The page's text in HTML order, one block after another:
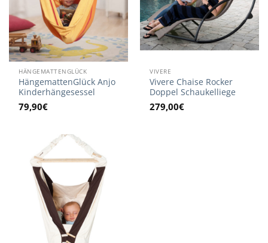
HÄNGEMATTENGLÜCK
HängemattenGlück Anjo
Kinderhängesessel
79,90€
VIVERE
Vivere Chaise Rocker
Doppel Schaukelliege
279,00€